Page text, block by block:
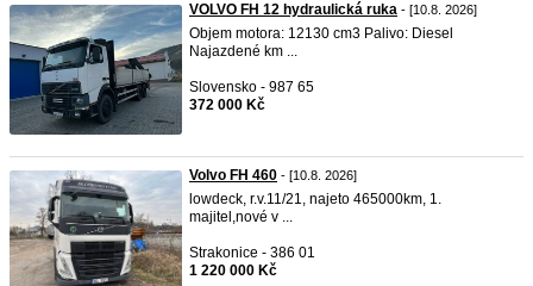
VOLVO FH 12 hydraulická ruka - [10.8. 2026]
Objem motora: 12130 cm3 Palivo: Diesel
Najazdené km ...
Slovensko - 987 65
372 000 Kč
Volvo FH 460 - [10.8. 2026]
lowdeck, r.v.11/21, najeto 465000km, 1.
majitel,nové v ...
Strakonice - 386 01
1 220 000 Kč